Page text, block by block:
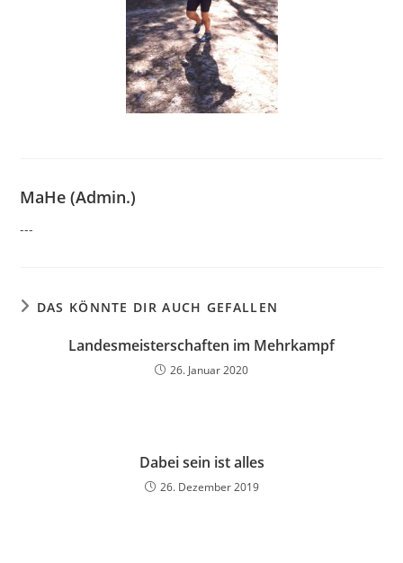
MaHe (Admin.)
---
DAS KÖNNTE DIR AUCH GEFALLEN
Landesmeisterschaften im Mehrkampf
26. Januar 2020
Dabei sein ist alles
26. Dezember 2019